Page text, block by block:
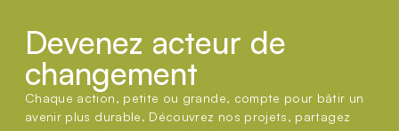
Devenez acteur de
changement
Chaque action, petite ou grande, compte pour bâtir un
avenir plus durable. Découvrez nos projets, partagez